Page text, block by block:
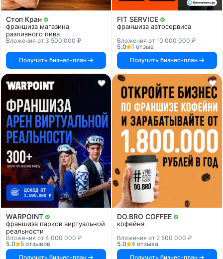
Стоп Кран
франшиза магазина
разливного пива
Вложения от 3 500 000 ₽
Получить бизнес-план
FIT SERVICE
франшиза автосервиса
Вложения от 10 000 000 ₽
5.0
1 отзыв
Получить бизнес-план
WARPOINT
франшиза парков виртуальной
реальности
Вложения от 4 000 000 ₽
5.0
5 отзывов
Получить бизнес-план
DO.BRO COFFEE
кофейня
Вложения от 2 500 000 ₽
5.0
4 отзыва
Получить бизнес-план